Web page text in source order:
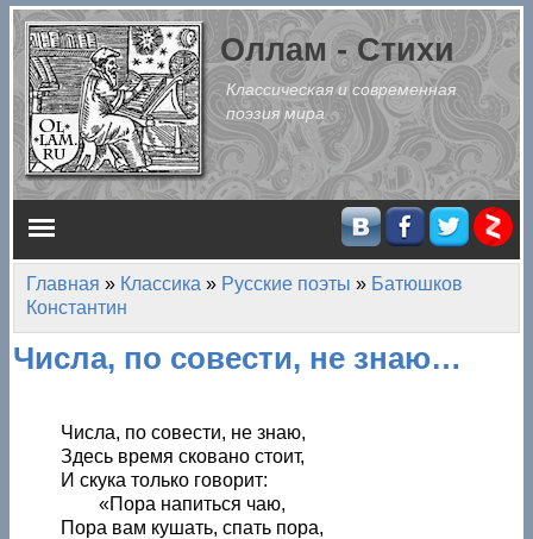
Перейти к основному содержанию
Оллам - Стихи
Классическая и современная
поэзия мира
Главное меню
Вы здесь
Главная » Классика » Русские поэты » Батюшков
Константин
Числа, по совести, не знаю…
Числа, по совести, не знаю,
Здесь время сковано стоит,
И скука только говорит:
«Пора напиться чаю,
Пора вам кушать, спать пора,